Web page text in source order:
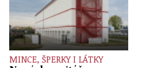
MINCE, ŠPERKY I LÁTKY